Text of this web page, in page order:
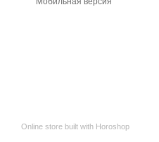
Online store built with Horoshop